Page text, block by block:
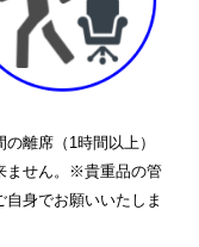
の離席（1時間以上）
ません。※貴重品の管
自身でお願いいたしま